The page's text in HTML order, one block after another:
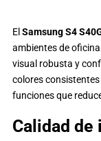
El Samsung S4
ambientes de
visual robusta y
colores
funciones que
Calidad de